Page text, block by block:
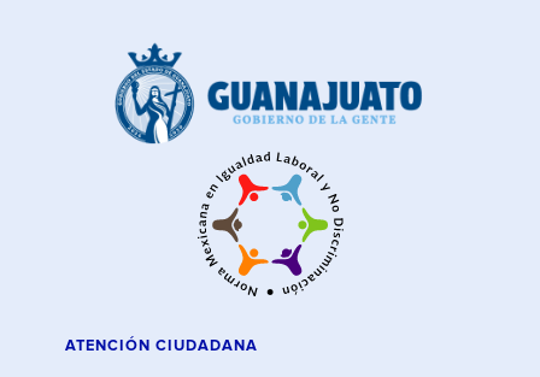
ATENCIÓN CIUDADANA